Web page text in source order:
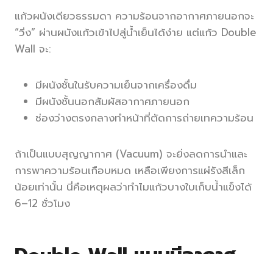
แก้วผนังเดียวธรรมดา ความร้อนจากอากาศภายนอกจะ
“วิ่ง” ผ่านผนังแก้วเข้าไปสู่น้ำเย็นได้ง่าย แต่แก้ว Double
Wall จะ:
มีผนังชั้นในรับความเย็นจากเครื่องดื่ม
มีผนังชั้นนอกสัมผัสอากาศภายนอก
ช่องว่างตรงกลางทำหน้าที่ตัดการถ่ายเทความร้อน
ถ้าเป็นแบบสุญญากาศ (Vacuum) จะยิ่งลดการนำและ
การพาความร้อนเกือบหมด เหลือเพียงการแผ่รังสีเล็ก
น้อยเท่านั้น นี่คือเหตุผลว่าทำไมแก้วบางใบเก็บน้ำแข็งได้
6–12 ชั่วโมง